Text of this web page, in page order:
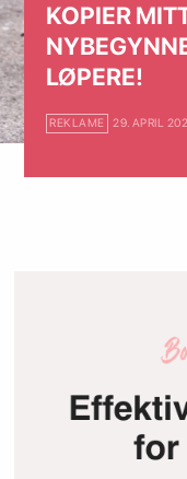
KOPIER
LØPERE!
REKLAME 29. APRIL